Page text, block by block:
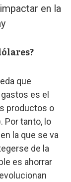
en la
que
es el
productos o
Por tanto, lo
la que se va
de la
es ahorrar